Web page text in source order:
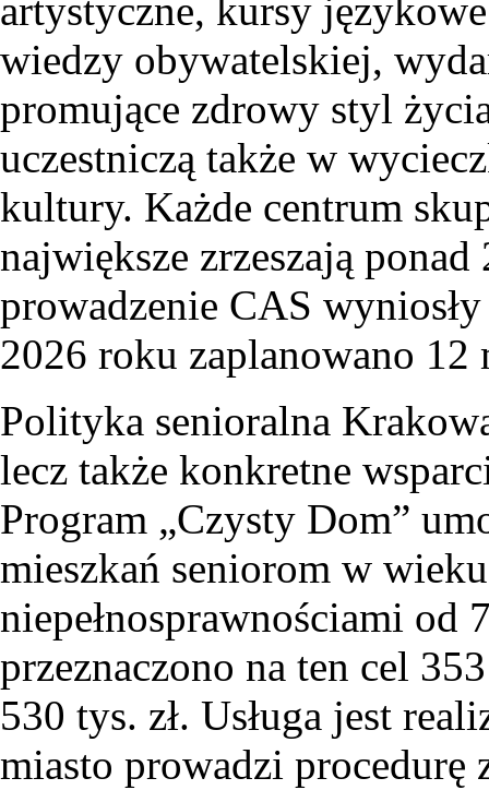
artystyczne, kursy
wiedzy obywatelskiej,
promujące zdrowy styl
uczestniczą także w
kultury. Każde centrum
największe zrzeszają
prowadzenie CAS
2026 roku zaplanowano 12
Polityka senioralna
lecz także konkretne
Program „Czysty Dom”
mieszkań seniorom w
niepełnosprawnościami
przeznaczono na ten cel
530 tys. zł. Usługa jest
miasto prowadzi procedurę